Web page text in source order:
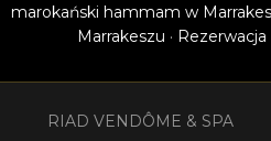
marokański hammam w
Marrakeszu ·
RIAD VENDÔME & SPA